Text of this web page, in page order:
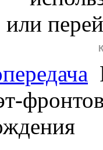
или